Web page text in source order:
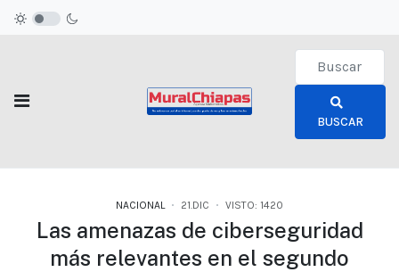
Type 2 or
BUSCAR
NACIONAL 21.DIC VISTO: 1420
Las amenazas de ciberseguridad
más relevantes en el segundo